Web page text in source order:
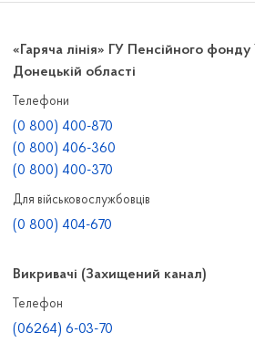
«Гаряча лінія» ГУ Пенсійного
Донецькій області
Телефони
(0 800) 400-870
(0 800) 406-360
(0 800) 400-370
Для військовослужбовців
(0 800) 404-670
Викривачі (Захищений канал)
Телефон
(06264) 6-03-70